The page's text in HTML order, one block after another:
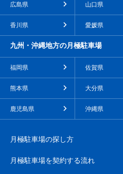
広島県 山口県
香川県 愛媛県
九州・沖縄地方の月極駐車場
福岡県 佐賀県
熊本県 大分県
鹿児島県 沖縄県
月極駐車場の探し方
月極駐車場を契約する流れ